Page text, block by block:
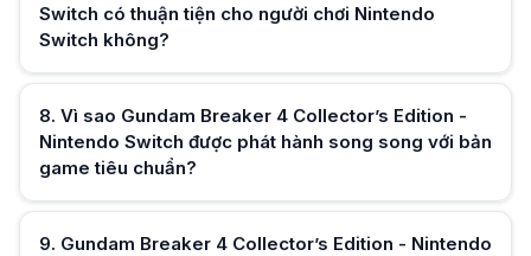
Hữu ích (0)
Switch có thuận tiện cho người chơi Nintendo
Switch không?
Hữu ích (0
8. Vì sao Gundam Breaker 4 Collector’s Edition -
Nintendo Switch được phát hành song song với bản
game tiêu chuẩn?
9. Gundam Breaker 4 Collector’s Edition - Nintendo